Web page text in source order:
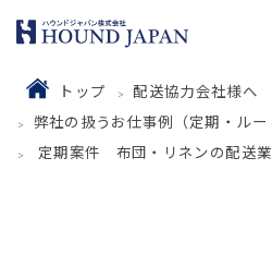
トップ
配送協力会社様へ
弊社の扱うお仕事例（定期・ルー
定期案件 布団・リネンの配送